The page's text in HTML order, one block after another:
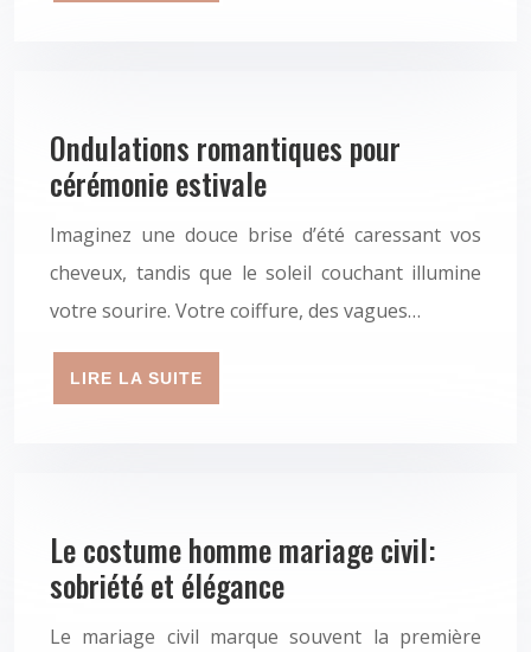
Ondulations romantiques pour
cérémonie estivale
Imaginez une douce brise d’été caressant vos
cheveux, tandis que le soleil couchant illumine
votre sourire. Votre coiffure, des vagues…
LIRE LA SUITE
Le costume homme mariage civil:
sobriété et élégance
Le mariage civil marque souvent la première